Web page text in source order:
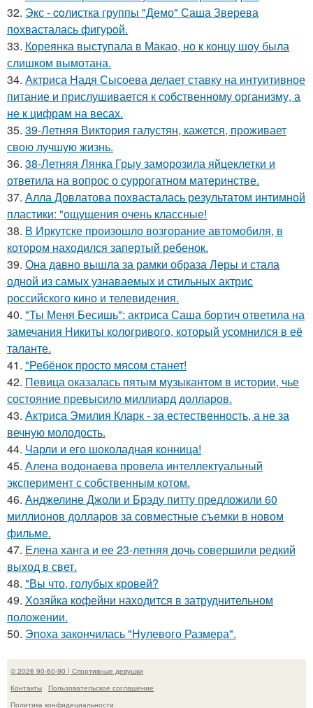
32. Экс - coлистка группы "Демо" Саша Зверева
пoхвасталась фигуpoй.
33. Кореянка выступала в Макао, но к концу шоу была
слишком вымотана.
34. Актриса Надя Сысоева делает ставку на интуитивное
питание и прислушивается к собственному организму, а
не к цифрам на весах.
35. 39-Летняя Виктория галустян, кажется, проживает
свою лучшую жизнь.
36. 38-Летняя Лянка Грыу заморозила яйцеклетки и
ответила на вопрос о суррогатном материнстве.
37. Алла Довлатова похвасталась результатом интимной
пластики: "ощущения очень классные!
38. В Иркутске произошло возгорание автомобиля, в
котором находился запертый ребенок.
39. Она давно вышла за рамки образа Леры и стала
одной из самых узнаваемых и стильных актрис
российского кино и телевидения.
40. "Ты Меня Бесишь": актриса Саша бортич ответила на
замечания Никиты кологривого, который усомнился в её
таланте.
41. "Ребёнок просто мясом станет!
42. Певица оказалась пятым музыкантом в истории, чье
состояние превысило миллиард долларов.
43. Актриса Эмилия Кларк - за естественность, а не за
вечную молодость.
44. Чарли и его шоколадная конница!
45. Алена водонаева провела интеллектуальный
эксперимент с собственным котом.
46. Анджелине Джоли и Брэду питту предложили 60
миллионов долларов за совместные съемки в новом
фильме.
47. Елена ханга и ее 23-летняя дочь совершили редкий
выход в свет.
48. "Вы что, голубых кровей?
49. Хозяйка кофейни находится в затруднительном
положении.
50. Эпоха закончилась "Нулевого Размера".
© 2026 90-60-90 | Спортивные девушки
Контакты
Пользовательское соглашение
Политика конфидециальности